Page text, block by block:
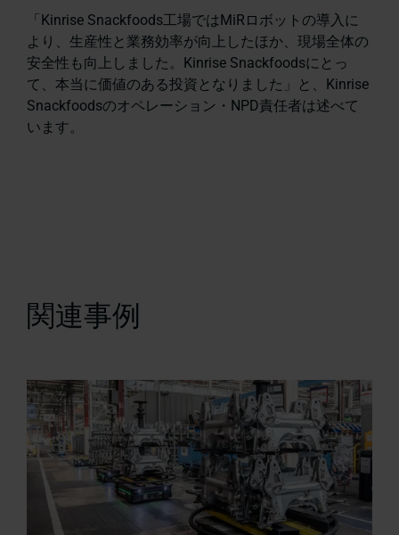
「Kinrise Snackfoods工場ではMiRロボットの導入に
より、生産性と業務効率が向上したほか、現場全体の
安全性も向上しました。Kinrise Snackfoodsにとっ
て、本当に価値のある投資となりました」と、Kinrise
Snackfoodsのオペレーション・NPD責任者は述べて
います。
関連事例